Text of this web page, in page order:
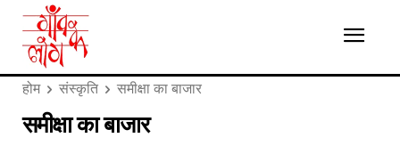
होम संस्कृति समीक्षा का बाजार
समीक्षा का बाजार